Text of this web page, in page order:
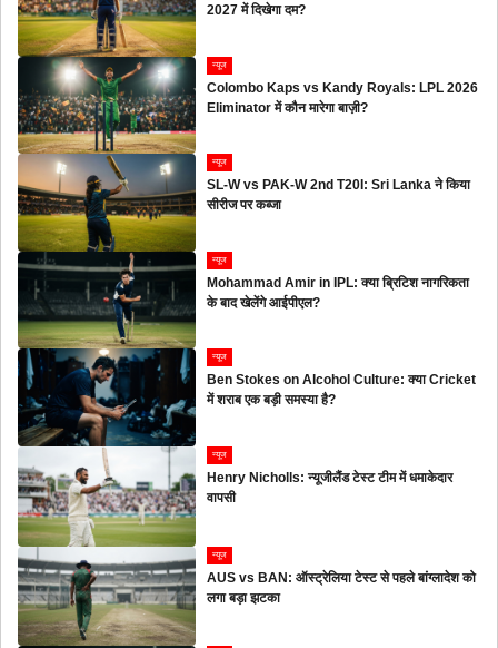
2027 में दिखेगा दम?
न्यूज
Colombo Kaps vs Kandy Royals: LPL 2026
Eliminator में कौन मारेगा बाज़ी?
न्यूज
SL-W vs PAK-W 2nd T20I: Sri Lanka ने किया
सीरीज पर कब्जा
न्यूज
Mohammad Amir in IPL: क्या ब्रिटिश नागरिकता
के बाद खेलेंगे आईपीएल?
न्यूज
Ben Stokes on Alcohol Culture: क्या Cricket
में शराब एक बड़ी समस्या है?
न्यूज
Henry Nicholls: न्यूजीलैंड टेस्ट टीम में धमाकेदार
वापसी
न्यूज
AUS vs BAN: ऑस्ट्रेलिया टेस्ट से पहले बांग्लादेश को
लगा बड़ा झटका